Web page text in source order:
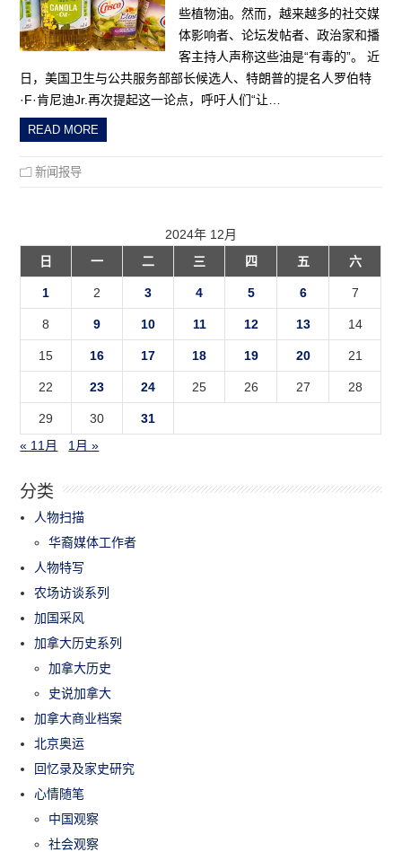
些植物油。然而，越来越多的社交媒
体影响者、论坛发帖者、政治家和播
客主持人声称这些油是“有毒的”。 近
日，美国卫生与公共服务部部长候选人、特朗普的提名人罗伯特
·F·肯尼迪Jr.再次提起这一论点，呼吁人们“让…
READ MORE
新闻报导
2024年 12月
日
一 二 三 四 五 六
1 2 3 4 5 6 7
8 9 10 11 12 13 14
15 16 17 18 19 20 21
22 23 24 25 26 27 28
29 30
31
« 11月
1月 »
分类
人物扫描
华裔媒体工作者
人物特写
农场访谈系列
加国采风
加拿大历史系列
加拿大历史
史说加拿大
加拿大商业档案
北京奥运
回忆录及家史研究
心情随笔
中国观察
社会观察